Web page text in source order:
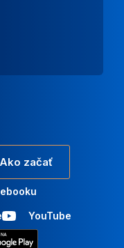
Ako začať
YouTube